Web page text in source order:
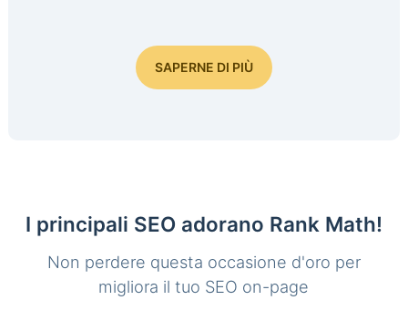
SAPERNE DI PIÙ
I principali SEO adorano Rank Math!
Non perdere questa occasione d'oro per
migliora il tuo SEO on-page